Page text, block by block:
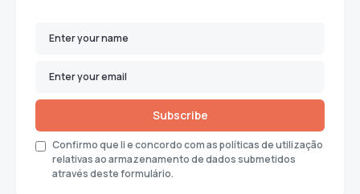
Subscribe
Confirmo que li e concordo com as políticas de utilização
relativas ao armazenamento de dados submetidos
através deste formulário.